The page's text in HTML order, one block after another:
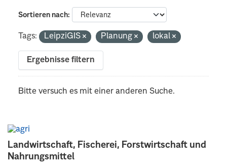
Landwirtschaft, Fischerei, Forstwirtschaft und
Nahrungsmittel
Sortieren nach
Tags: LeipziGIS Planung lokal
Ergebnisse filtern
Bitte versuch es mit einer anderen Suche.